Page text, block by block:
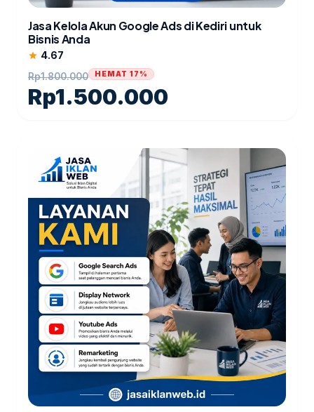
Jasa Kelola Akun Google Ads di Kediri untuk
Bisnis Anda
star 4.67
Rp1.800.000
Rp1.500.000
HEMAT 17%